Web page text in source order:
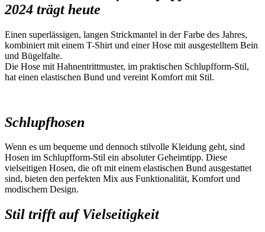
2024 trägt heute
Einen superlässigen, langen Strickmantel in der Farbe des Jahres,
kombiniert mit einem T-Shirt und einer Hose mit ausgestelltem Bein
und Bügelfalte.
Die Hose mit Hahnentrittmuster, im praktischen Schlupfform-Stil,
hat einen elastischen Bund und vereint Komfort mit Stil.
Schlupfhosen
Wenn es um bequeme und dennoch stilvolle Kleidung geht, sind
Hosen im Schlupfform-Stil ein absoluter Geheimtipp. Diese
vielseitigen Hosen, die oft mit einem elastischen Bund ausgestattet
sind, bieten den perfekten Mix aus Funktionalität, Komfort und
modischem Design.
Stil trifft auf Vielseitigkeit